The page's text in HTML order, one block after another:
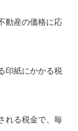
動産の価格に応
印紙にかかる税
れる税金で、毎